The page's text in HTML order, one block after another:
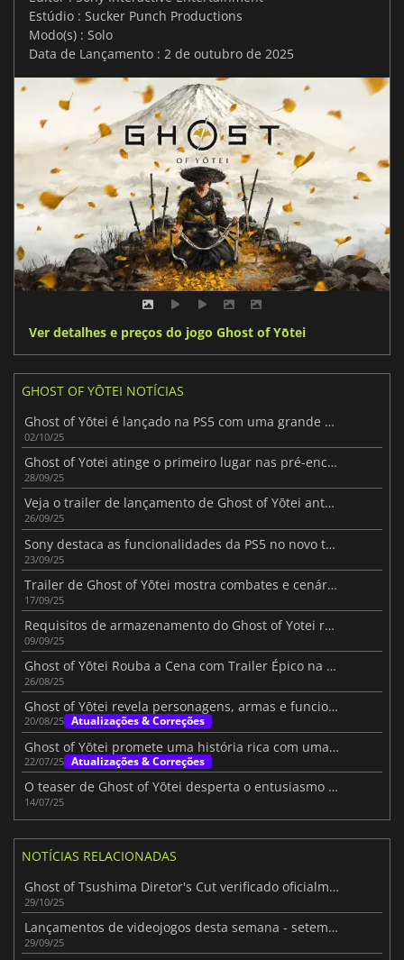
Estúdio : Sucker Punch Productions
Modo(s) : Solo
Data de Lançamento : 2 de outubro de 2025
Ver detalhes e preços do jogo Ghost of Yōtei
GHOST OF YŌTEI NOTÍCIAS
Ghost of Yōtei é lançado na PS5 com uma grande correção de dia um
02/10/25
Ghost of Yotei atinge o primeiro lugar nas pré-encomendas mundiais antes do lançamento
28/09/25
Veja o trailer de lançamento de Ghost of Yōtei antes de 2 de outubro
26/09/25
Sony destaca as funcionalidades da PS5 no novo trailer de Ghost of Yōtei
23/09/25
Trailer de Ghost of Yōtei mostra combates e cenários de cortar a respiração
17/09/25
Requisitos de armazenamento do Ghost of Yotei revelados
09/09/25
Ghost of Yōtei Rouba a Cena com Trailer Épico na Gamescom 2025
26/08/25
Ghost of Yōtei revela personagens, armas e funcionalidades da PS5
20/08/25 Atualizações & Correções
Ghost of Yōtei promete uma história rica com uma exploração expansiva
22/07/25 Atualizações & Correções
O teaser de Ghost of Yōtei desperta o entusiasmo dos jogadores
14/07/25
NOTÍCIAS RELACIONADAS
Ghost of Tsushima Diretor's Cut verificado oficialmente no Steam Deck
29/10/25
Lançamentos de videojogos desta semana - setembro/outubro de 2025 (Semana 40)
29/09/25